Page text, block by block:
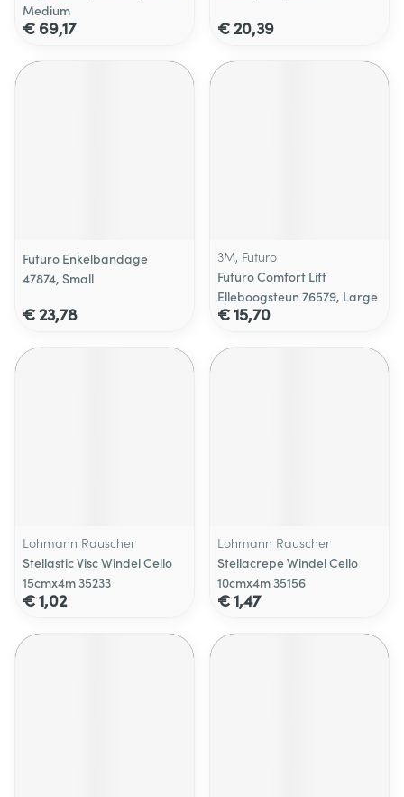
Medium
€ 69,17 € 20,39
Futuro Enkelbandage
47874, Small
€ 23,78
3M, Futuro
Futuro Comfort Lift
Elleboogsteun 76579, Large
€ 15,70
Lohmann Rauscher
Stellastic Visc Windel Cello
15cmx4m 35233
€ 1,02
Lohmann Rauscher
Stellacrepe Windel Cello
10cmx4m 35156
€ 1,47